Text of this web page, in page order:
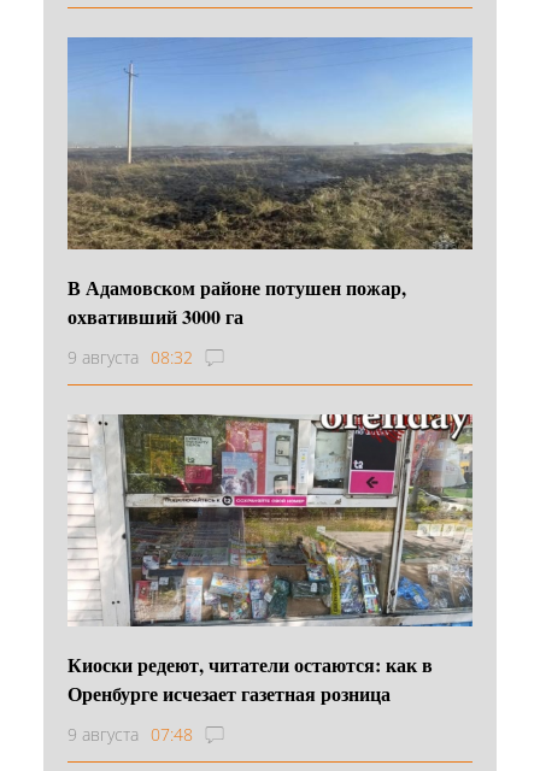
В Адамовском районе потушен пожар,
охвативший 3000 га
9 августа 08:32
Киоски редеют, читатели остаются: как в
Оренбурге исчезает газетная розница
9 августа 07:48